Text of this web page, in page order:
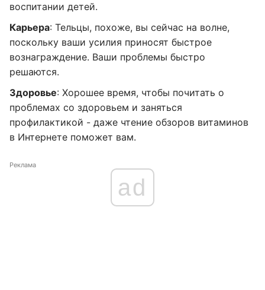
воспитании детей.
Карьера: Тельцы, похоже, вы сейчас на волне,
поскольку ваши усилия приносят быстрое
вознаграждение. Ваши проблемы быстро
решаются.
Здоровье: Хорошее время, чтобы почитать о
проблемах со здоровьем и заняться
профилактикой - даже чтение обзоров витаминов
в Интернете поможет вам.
Реклама
ad